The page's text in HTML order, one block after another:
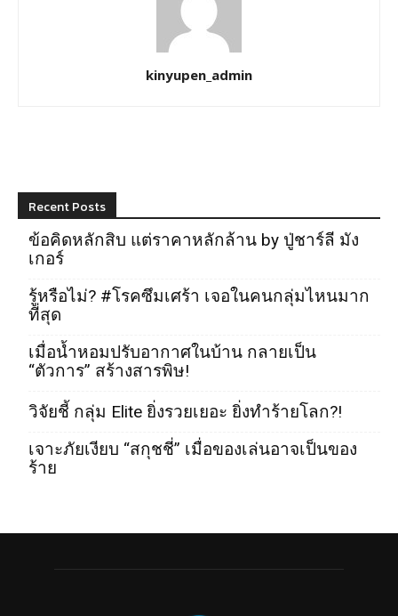
kinyupen_admin
Recent Posts
ข้อคิดหลักสิบ แต่ราคาหลักล้าน by ปู่ชาร์ลี มัง
เกอร์
รู้หรือไม่? #โรคซึมเศร้า เจอในคนกลุ่มไหนมาก
ที่สุด
เมื่อน้ำหอมปรับอากาศในบ้าน กลายเป็น
“ตัวการ” สร้างสารพิษ!
วิจัยชี้ กลุ่ม Elite ยิ่งรวยเยอะ ยิ่งทำร้ายโลก?!
เจาะภัยเงียบ “สกุชชี่” เมื่อของเล่นอาจเป็นของ
ร้าย